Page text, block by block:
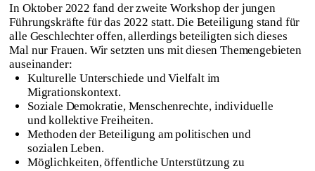
In Oktober 2022 fand der zweite Workshop der jungen
Führungskräfte für das 2022 statt. Die Beteiligung stand für
alle Geschlechter offen, allerdings beteiligten sich dieses
Mal nur Frauen. Wir setzten uns mit diesen Themengebieten
auseinander:
Kulturelle Unterschiede und Vielfalt im
Migrationskontext.
Soziale Demokratie, Menschenrechte, individuelle
und kollektive Freiheiten.
Methoden der Beteiligung am politischen und
sozialen Leben.
Möglichkeiten, öffentliche Unterstützung zu